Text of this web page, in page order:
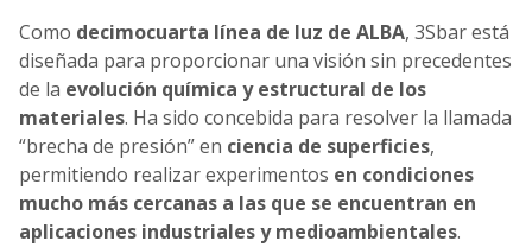
Como decimocuarta línea de luz de ALBA, 3Sbar está
diseñada para proporcionar una visión sin precedentes
de la evolución química y estructural de los
materiales. Ha sido concebida para resolver la llamada
“brecha de presión” en ciencia de superficies,
permitiendo realizar experimentos en condiciones
mucho más cercanas a las que se encuentran en
aplicaciones industriales y medioambientales.